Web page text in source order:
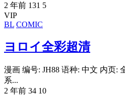
2 年前 131 5
VIP
BL COMIC
ヨロイ全彩超清
漫画 编号: JH88 语种: 中文 内页:
系...
2 年前 34 10